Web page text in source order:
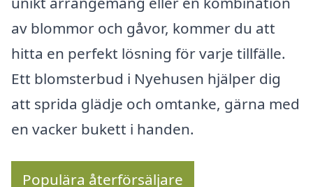
av blommor och gåvor, kommer du att
hitta en perfekt lösning för varje tillfälle.
Ett blomsterbud i Nyehusen hjälper dig
att sprida glädje och omtanke, gärna med
en vacker bukett i handen.
Populära återförsäljare